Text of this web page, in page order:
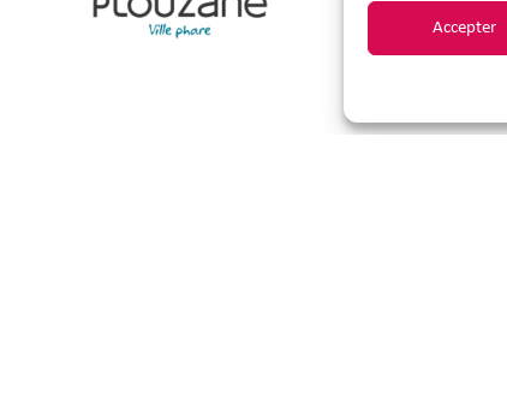
Accepter